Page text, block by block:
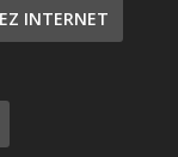
INTERNET